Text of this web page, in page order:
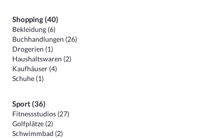
Shopping (40)
Bekleidung (6)
Buchhandlungen (26)
Drogerien (1)
Haushaltswaren (2)
Kaufhäuser (4)
Schuhe (1)
Sport (36)
Fitnessstudios (27)
Golfplätze (2)
Schwimmbad (2)